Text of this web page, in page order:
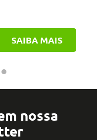
SAIBA MAIS
nossa